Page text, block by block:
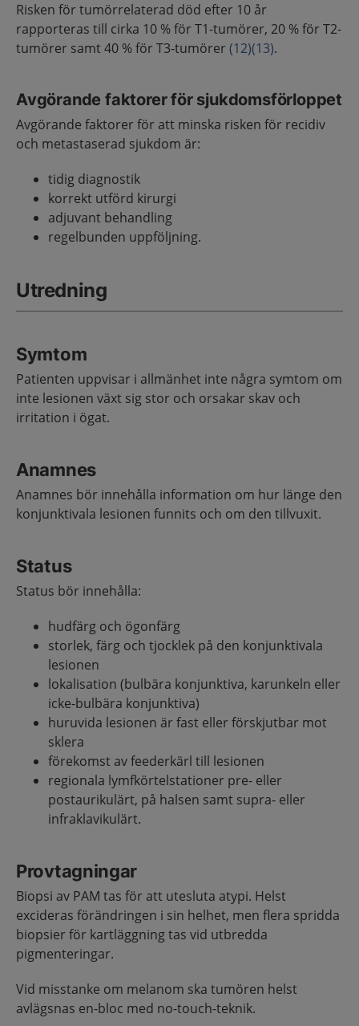
Risken för tumörrelaterad död efter 10 år
rapporteras till cirka 10 % för T1-tumörer, 20 % för T2-
tumörer samt 40 % för T3-tumörer (12)(13).
Avgörande faktorer för sjukdomsförloppet
Avgörande faktorer för att minska risken för recidiv
och metastaserad sjukdom är:
tidig diagnostik
korrekt utförd kirurgi
adjuvant behandling
regelbunden uppföljning.
Utredning
Symtom
Patienten uppvisar i allmänhet inte några symtom om
inte lesionen växt sig stor och orsakar skav och
irritation i ögat.
Anamnes
Anamnes bör innehålla information om hur länge den
konjunktivala lesionen funnits och om den tillvuxit.
Status
Status bör innehålla:
hudfärg och ögonfärg
storlek, färg och tjocklek på den konjunktivala
lesionen
lokalisation (bulbära konjunktiva, karunkeln eller
icke-bulbära konjunktiva)
huruvida lesionen är fast eller förskjutbar mot
sklera
förekomst av feederkärl till lesionen
regionala lymfkörtelstationer pre- eller
postaurikulärt, på halsen samt supra- eller
infraklavikulärt.
Provtagningar
Biopsi av PAM tas för att utesluta atypi. Helst
excideras förändringen i sin helhet, men flera spridda
biopsier för kartläggning tas vid utbredda
pigmenteringar.
Vid misstanke om melanom ska tumören helst
avlägsnas en-bloc med no-touch-teknik.